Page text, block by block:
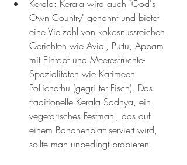
Kerala: Kerala wird auch "God's
Own Country" genannt und bietet
eine Vielzahl von kokosnussreichen
Gerichten wie Avial, Puttu, Appam
mit Eintopf und Meeresfrüchte-
Spezialitäten wie Karimeen
Pollichathu (gegrillter Fisch). Das
traditionelle Kerala Sadhya, ein
vegetarisches Festmahl, das auf
einem Bananenblatt serviert wird,
sollte man unbedingt probieren.